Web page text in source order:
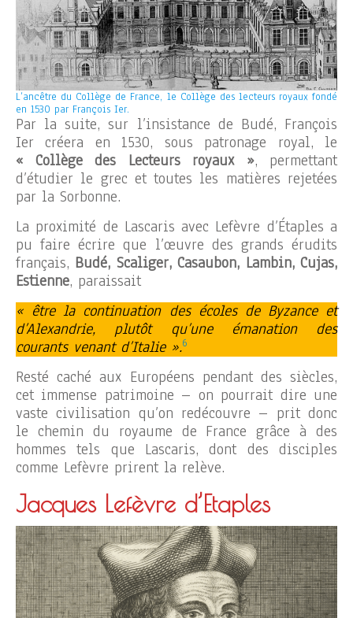
L’ancêtre du Collège de France, le Collège des lecteurs royaux fondé
en 1530 par François Ier.
Par la suite, sur l’insistance de Budé, François
Ier créera en 1530, sous patronage royal, le
« Collège des Lecteurs royaux », permettant
d’étudier le grec et toutes les matières rejetées
par la Sorbonne.
La proximité de Lascaris avec Lefèvre d’Étaples a
pu faire écrire que l’œuvre des grands érudits
français, Budé, Scaliger, Casaubon, Lambin, Cujas,
Estienne, paraissait
« être la continuation des écoles de Byzance et
d’Alexandrie, plutôt qu’une émanation des
courants venant d’Italie ».6
Resté caché aux Européens pendant des siècles,
cet immense patrimoine – on pourrait dire une
vaste civilisation qu’on redécouvre – prit donc
le chemin du royaume de France grâce à des
hommes tels que Lascaris, dont des disciples
comme Lefèvre prirent la relève.
Jacques Lefèvre d’Etaples